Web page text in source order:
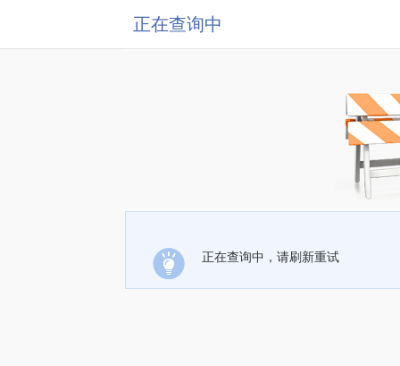
正在查询中
正在查询中，请刷新重试